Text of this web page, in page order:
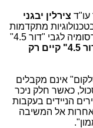
עו"ד צירלין יבגני
מתקדמות
יותר לעומת חברות סלולר אחרות, כאשר פרסומיה לגבי "דור 4.5"
נוכח העובדה כי המושג "דור 4.5" קיים רק
אינם מקבלים
כאשר חלק ניכר
הניידים בעקבות
אל המשיבה